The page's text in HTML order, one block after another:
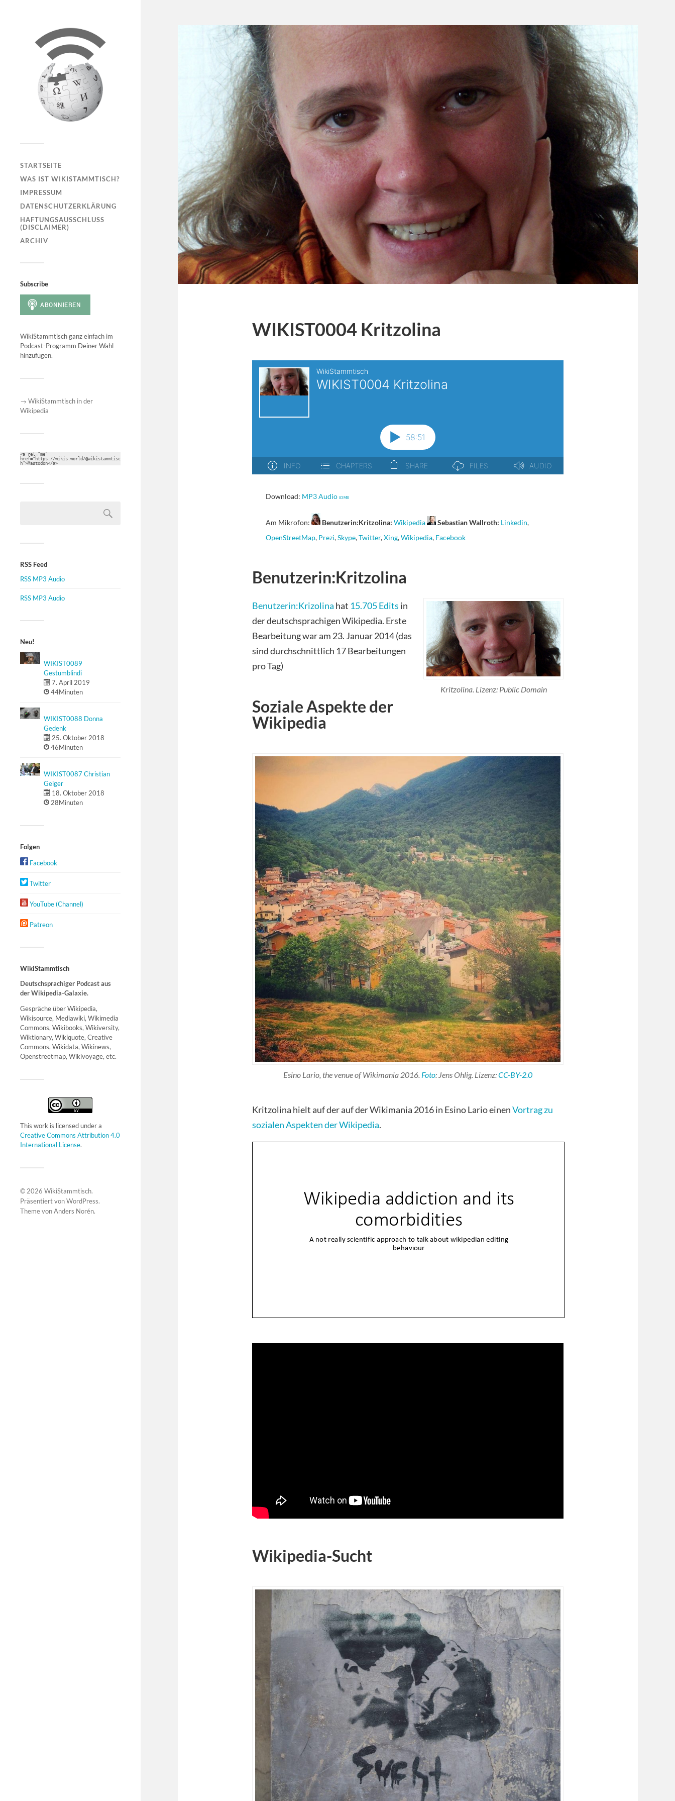
STARTSEITE
WAS IST WIKISTAMMTISCH?
IMPRESSUM
DATENSCHUTZERKLÄRUNG
HAFTUNGSAUSSCHLUSS
(DISCLAIMER)
ARCHIV
Subscribe
WikiStammtisch ganz einfach im
Podcast-Programm Deiner Wahl
hinzufügen.
→ WikiStammtisch in der
Wikipedia
<a rel="me"
href="https://wikis.world/@wikistammtisc
h">Mastodon</a>
RSS Feed
RSS MP3 Audio
RSS MP3 Audio
Neu!
WIKIST0089
Gestumblindi
7. April 2019
44Minuten
WIKIST0088 Donna
Gedenk
25. Oktober 2018
46Minuten
WIKIST0087 Christian
Geiger
18. Oktober 2018
28Minuten
Folgen
Facebook
Twitter
YouTube (Channel)
Patreon
WikiStammtisch
Deutschsprachiger Podcast aus
der Wikipedia-Galaxie.
Gespräche über Wikipedia,
Wikisource, Mediawiki, Wikimedia
Commons, Wikibooks, Wikiversity,
Wiktionary, Wikiquote, Creative
Commons, Wikidata, Wikinews,
Openstreetmap, Wikivoyage, etc.
This work is licensed under a
Creative Commons Attribution 4.0
International License.
© 2026 WikiStammtisch.
Präsentiert vonWordPress.
Theme vonAnders Norén.
WIKIST0004 Kritzolina
Download: MP3 Audio 83 MB
Am Mikrofon: Benutzerin:Kritzolina: Wikipedia Sebastian Wallroth: Linkedin,
OpenStreetMap, Prezi,Skype,Twitter,Xing,Wikipedia, Facebook
Benutzerin:Kritzolina
Kritzolina. Lizenz: Public Domain
Benutzerin:Krizolina hat 15.705 Edits in
der deutschsprachigen Wikipedia. Erste
Bearbeitung war am 23. Januar 2014 (das
sind durchschnittlich 17 Bearbeitungen
pro Tag)
Soziale Aspekte der
Wikipedia
Esino Lario, the venue of Wikimania 2016. Foto: Jens Ohlig. Lizenz:CC-BY-2.0
Kritzolina hielt auf der auf der Wikimania 2016 in Esino Lario einenVortrag zu
sozialen Aspekten der Wikipedia.
Wikipedia-Sucht